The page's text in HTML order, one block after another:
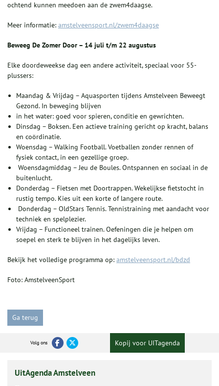
ochtend kunnen meedoen aan de zwem4daagse.
Meer informatie: amstelveensport.nl/zwem4daagse
Beweeg De Zomer Door – 14 juli t/m 22 augustus
Elke doordeweekse dag een andere activiteit, speciaal voor 55-
plussers:
Maandag & Vrijdag – Aquasporten tijdens Amstelveen Beweegt
Gezond. In beweging blijven
in het water: goed voor spieren, conditie en gewrichten.
Dinsdag – Boksen. Een actieve training gericht op kracht, balans
en coördinatie.
Woensdag – Walking Football. Voetballen zonder rennen of
fysiek contact, in een gezellige groep.
Woensdagmiddag – Jeu de Boules. Ontspannen en sociaal in de
buitenlucht.
Donderdag – Fietsen met Doortrappen. Wekelijkse fietstocht in
rustig tempo. Kies uit een korte of langere route.
Donderdag – OldStars Tennis. Tennistraining met aandacht voor
techniek en spelplezier.
Vrijdag – Functioneel trainen. Oefeningen die je helpen om
soepel en sterk te blijven in het dagelijks leven.
Bekijk het volledige programma op: amstelveensport.nl/bdzd
Foto: AmstelveenSport
Ga terug
Volg ons Kopij voor UITagenda
UitAgenda Amstelveen